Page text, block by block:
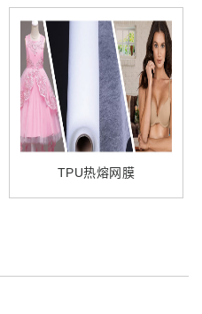
TPU热熔网膜